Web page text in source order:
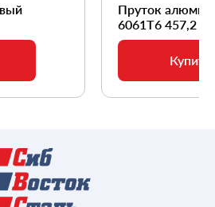
Пруток
6061Т6 457,2
Купить